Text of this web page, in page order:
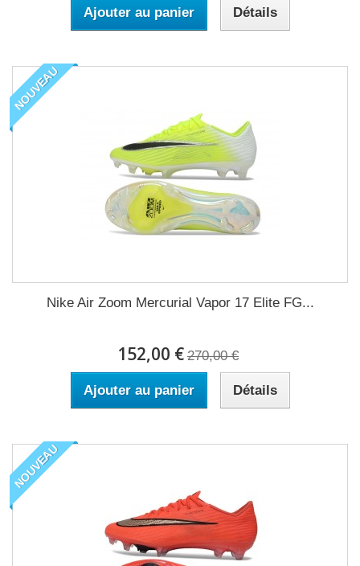
Ajouter au panier Détails
NOUVEAU
Nike Air Zoom Mercurial Vapor 17 Elite FG...
152,00 € 270,00 €
Ajouter au panier Détails
NOUVEAU